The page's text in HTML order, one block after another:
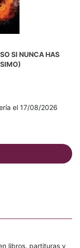
SI NUNCA HAS
el 17/08/2026
libros, partituras y